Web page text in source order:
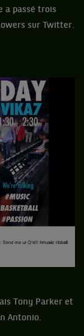
a passé trois
sur Twitter.
Tony Parker et
Antonio.